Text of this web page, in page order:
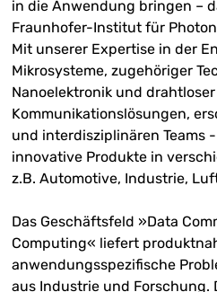
in die Anwendung bringen –
Fraunhofer-Institut für
Mit unserer Expertise in der
Mikrosysteme, zugehöriger
Nanoelektronik und drahtloser
Kommunikationslösungen,
und interdisziplinären Teams
innovative Produkte in
z.B. Automotive, Industrie,
Das Geschäftsfeld »Data
Computing« liefert
anwendungsspezifische
aus Industrie und Forschung.